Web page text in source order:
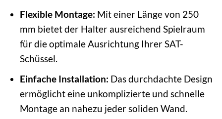
Flexible Montage: Mit einer Länge von 250
mm bietet der Halter ausreichend Spielraum
für die optimale Ausrichtung Ihrer SAT-
Schüssel.
Einfache Installation: Das durchdachte Design
ermöglicht eine unkomplizierte und schnelle
Montage an nahezu jeder soliden Wand.